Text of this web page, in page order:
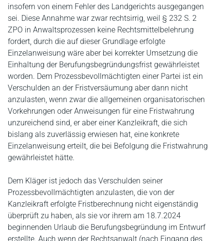
insofern von einem Fehler des Landgerichts ausgegangen
sei. Diese Annahme war zwar rechtsirrig, weil § 232 S. 2
ZPO in Anwaltsprozessen keine Rechtsmittelbelehrung
fordert, durch die auf dieser Grundlage erfolgte
Einzelanweisung wäre aber bei korrekter Umsetzung die
Einhaltung der Berufungsbegründungsfrist gewährleistet
worden. Dem Prozessbevollmächtigten einer Partei ist ein
Verschulden an der Fristversäumung aber dann nicht
anzulasten, wenn zwar die allgemeinen organisatorischen
Vorkehrungen oder Anweisungen für eine Fristwahrung
unzureichend sind, er aber einer Kanzleikraft, die sich
bislang als zuverlässig erwiesen hat, eine konkrete
Einzelanweisung erteilt, die bei Befolgung die Fristwahrung
gewährleistet hätte.
Dem Kläger ist jedoch das Verschulden seiner
Prozessbevollmächtigten anzulasten, die von der
Kanzleikraft erfolgte Fristberechnung nicht eigenständig
überprüft zu haben, als sie vor ihrem am 18.7.2024
beginnenden Urlaub die Berufungsbegründung im Entwurf
erstellte. Auch wenn der Rechtsanwalt (nach Eingang des